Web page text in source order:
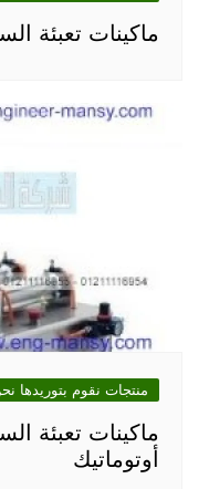
ماكينات تعبئة
منتجات نقوم
ماكينات تعبئة
أوتوماتيك